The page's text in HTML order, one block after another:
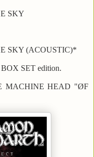
SKY
SKY (ACOUSTIC)*
SET edition.
MACHINE HEAD "ØF